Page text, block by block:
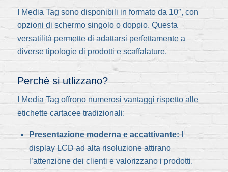
I Media Tag sono disponibili in formato da 10″, con
opzioni di schermo singolo o doppio. Questa
versatilità permette di adattarsi perfettamente a
diverse tipologie di prodotti e scaffalature.
Perchè si utlizzano?
I Media Tag offrono numerosi vantaggi rispetto alle
etichette cartacee tradizionali:
Presentazione moderna e accattivante:I
display LCD ad alta risoluzione attirano
l’attenzione dei clienti e valorizzano i prodotti.